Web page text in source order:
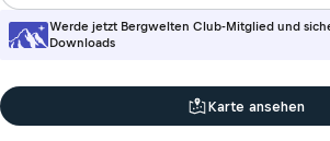
Werde jetzt Bergwelten Club-Mitglied und
Downloads
Karte ansehen